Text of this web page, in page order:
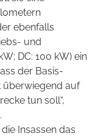
ebenfalls
und
DC: 100 kW) ein
der Basis-
überwiegend auf
tun soll“,
Insassen das